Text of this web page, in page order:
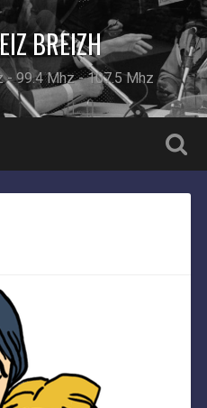
BREIZH
- 99.4 Mhz - 107.5 Mhz